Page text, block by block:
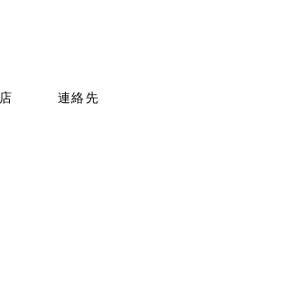
店 連絡先